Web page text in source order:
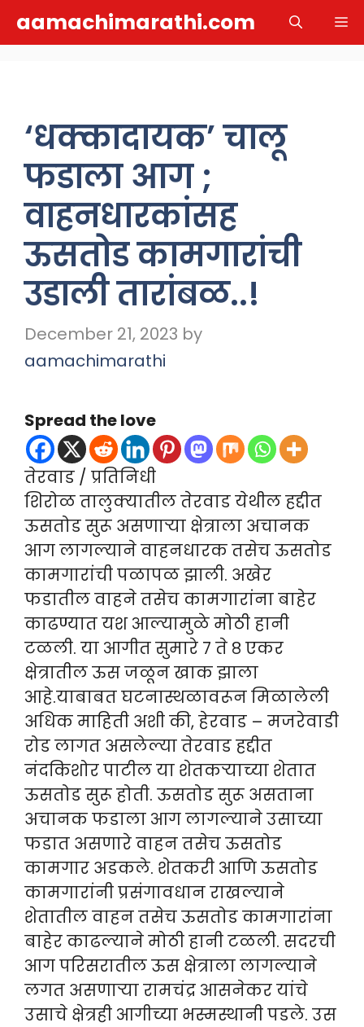
aamachimarathi.com
‘धक्कादायक’ चालू
फडाला आग ;
वाहनधारकांसह
ऊसतोड कामगारांची
उडाली तारांबळ..!
December 21, 2023 by
aamachimarathi
Spread the love
तेरवाड / प्रतिनिधी
शिरोळ तालुक्यातील तेरवाड येथील हद्दीत
ऊसतोड सुरू असणाऱ्या क्षेत्राला अचानक
आग लागल्याने वाहनधारक तसेच ऊसतोड
कामगारांची पळापळ झाली. अखेर
फडातील वाहने तसेच कामगारांना बाहेर
काढण्यात यश आल्यामुळे मोठी हानी
टळली. या आगीत सुमारे ७ ते ८ एकर
क्षेत्रातील ऊस जळून खाक झाला
आहे.याबाबत घटनास्थळावरून मिळालेली
अधिक माहिती अशी की, हेरवाड – मजरेवाडी
रोड लागत असलेल्या तेरवाड हद्दीत
नंदकिशोर पाटील या शेतकऱ्याच्या शेतात
ऊसतोड सुरू होती. ऊसतोड सुरू असताना
अचानक फडाला आग लागल्याने उसाच्या
फडात असणारे वाहन तसेच ऊसतोड
कामगार अडकले. शेतकरी आणि ऊसतोड
कामगारांनी प्रसंगावधान राखल्याने
शेतातील वाहन तसेच ऊसतोड कामगारांना
बाहेर काढल्याने मोठी हानी टळली. सदरची
आग परिसरातील ऊस क्षेत्राला लागल्याने
लगत असणाऱ्या रामचंद्र आसनेकर यांचे
उसाचे क्षेत्रही आगीच्या भस्मस्थानी पडले. उस